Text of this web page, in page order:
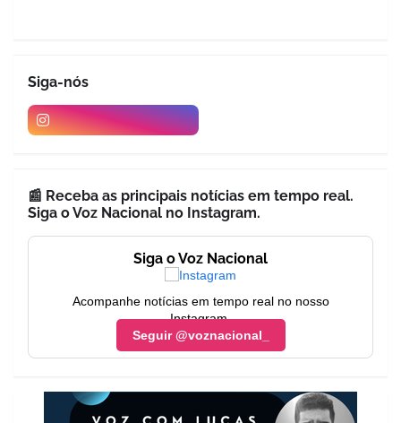
Siga-nós
📰 Receba as principais notícias em tempo real.
Siga o Voz Nacional no Instagram.
Siga o Voz Nacional
Acompanhe notícias em tempo real no nosso
Instagram.
Seguir @voznacional_